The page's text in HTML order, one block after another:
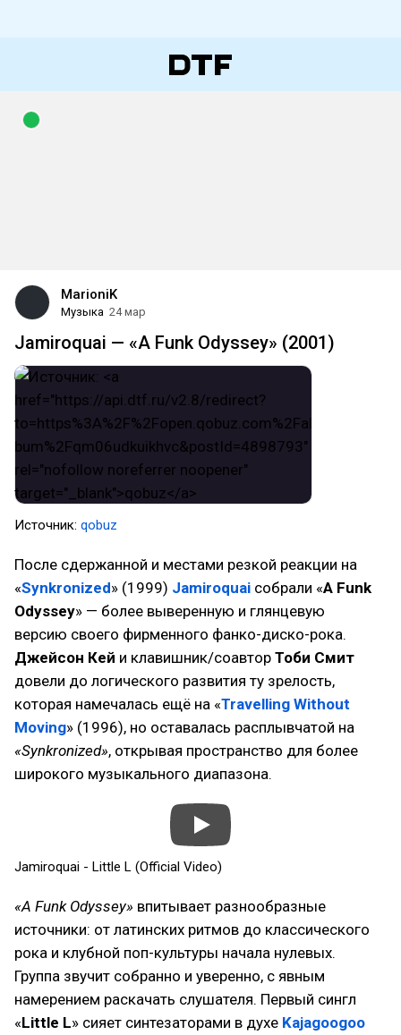
MarioniK
Музыка 24 мар
Jamiroquai — «A Funk Odyssey» (2001)
Источник: qobuz
После сдержанной и местами резкой реакции на
«Synkronized» (1999) Jamiroquai собрали «A Funk
Odyssey» — более выверенную и глянцевую
версию своего фирменного фанко-диско-рока.
Джейсон Кей и клавишник/соавтор Тоби Смит
довели до логического развития ту зрелость,
которая намечалась ещё на «Travelling Without
Moving» (1996), но оставалась расплывчатой на
«Synkronized», открывая пространство для более
широкого музыкального диапазона.
Jamiroquai - Little L (Official Video)
«A Funk Odyssey» впитывает разнообразные
источники: от латинских ритмов до классического
рока и клубной поп-культуры начала нулевых.
Группа звучит собранно и уверенно, с явным
намерением раскачать слушателя. Первый сингл
«Little L» сияет синтезаторами в духе Kajagoogoo